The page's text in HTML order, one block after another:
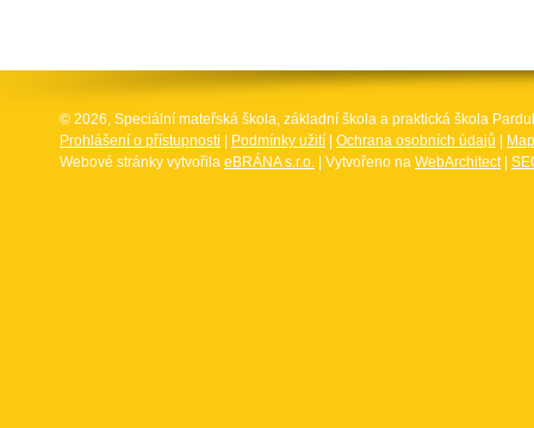
© 2026, Speciální mateřská škola, základní škola a praktická škola
Prohlášení o přístupnosti
Podmínky užití Ochrana osobních údajů
Webové stránky vytvořila eBRÁNA s.r.o. | Vytvořeno na WebArchitect|